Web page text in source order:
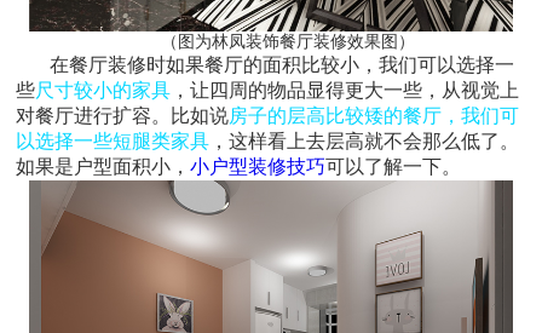
（图为林凤装饰餐厅装修效果图）
在餐厅装修时如果餐厅的面积比较小，我们可以选择一
些尺寸较小的家具 ，让四周的物品显得更大一些，从视觉上
对餐厅进行扩容。比如说房子的层高比较矮的餐厅，我们可
以选择一些短腿类家具 ，这样看上去层高就不会那么低了。
如果是户型面积小，小户型装修技巧可以了解一下。